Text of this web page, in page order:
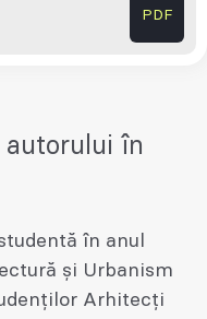
PDF
autorului în
în anul
și Urbanism
Arhitecți